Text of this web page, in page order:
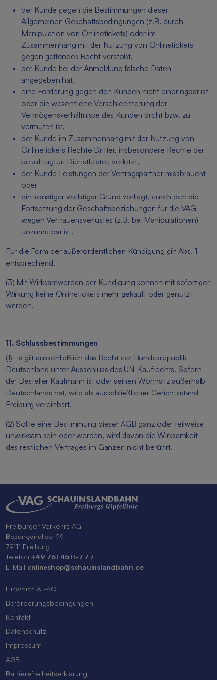
der Kunde gegen die Bestimmungen dieser
Allgemeinen Geschäftsbedingungen (z.B. durch
Manipulation von Onlinetickets) oder im
Zusammenhang mit der Nutzung von Onlinetickets
gegen geltendes Recht verstößt,
der Kunde bei der Anmeldung falsche Daten
angegeben hat,
eine Forderung gegen den Kunden nicht einbringbar ist
oder die wesentliche Verschlechterung der
Vermögensverhältnisse des Kunden droht bzw. zu
vermuten ist,
der Kunde im Zusammenhang mit der Nutzung von
Onlinetickets Rechte Dritter, insbesondere Rechte der
beauftragten Dienstleister, verletzt,
der Kunde Leistungen der Vertragspartner missbraucht
oder
ein sonstiger wichtiger Grund vorliegt, durch den die
Fortsetzung der Geschäftsbeziehungen für die VAG
wegen Vertrauensverlustes (z.B. bei Manipulationen)
unzumutbar ist.
Für die Form der außerordentlichen Kündigung gilt Abs. 1
entsprechend.
(3) Mit Wirksamwerden der Kündigung können mit sofortiger
Wirkung keine Onlinetickets mehr gekauft oder genutzt
werden.
11. Schlussbestimmungen
(1) Es gilt ausschließlich das Recht der Bundesrepublik
Deutschland unter Ausschluss des UN-Kaufrechts. Sofern
der Besteller Kaufmann ist oder seinen Wohnsitz außerhalb
Deutschlands hat, wird als ausschließlicher Gerichtsstand
Freiburg vereinbart.
(2) Sollte eine Bestimmung dieser AGB ganz oder teilweise
unwirksam sein oder werden, wird davon die Wirksamkeit
des restlichen Vertrages im Ganzen nicht berührt.
Freiburger Verkehrs AG
Besançonallee 99
79111 Freiburg
Telefon +49 761 4511-777
E-Mail onlineshop@schauinslandbahn.de
Hinweise & FAQ
Beförderungsbedingungen
Kontakt
Datenschutz
Impressum
AGB
Barrierefreiheitserklärung